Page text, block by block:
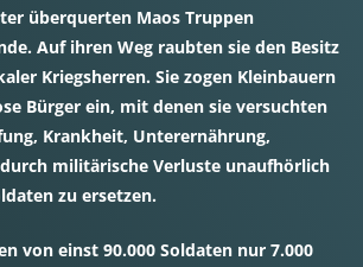
überquerten Maos Truppen
Auf ihren Weg raubten sie den Besitz
Kriegsherren. Sie zogen Kleinbauern
Bürger ein, mit denen sie versuchten
Krankheit, Unterernährung,
militärische Verluste unaufhörlich
zu ersetzen.
von einst 90.000 Soldaten nur 7.000